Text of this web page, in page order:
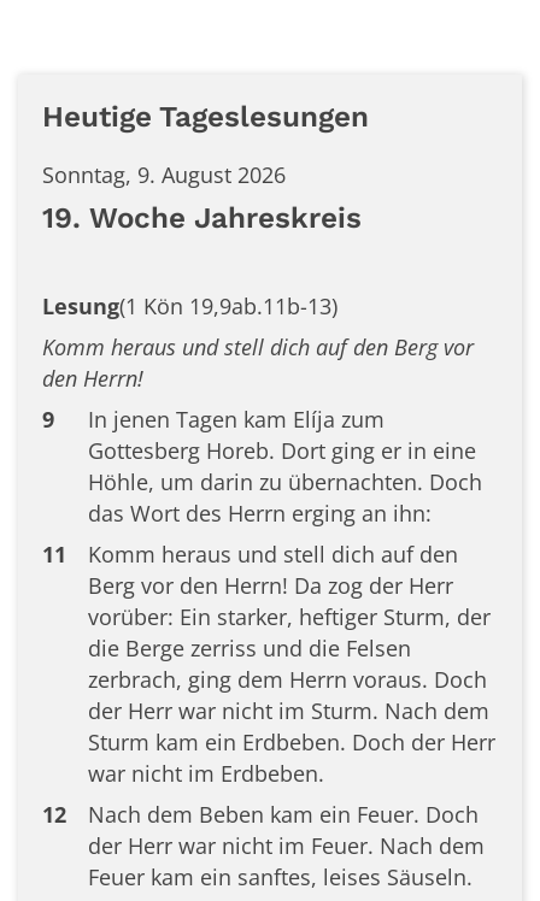
Heutige Tageslesungen
Sonntag, 9. August 2026
19. Woche Jahreskreis
Lesung(1 Kön 19,9ab.11b-13)
Komm heraus und stell dich auf den Berg vor
den Herrn!
9
In jenen Tagen kam Elíja zum
Gottesberg Horeb. Dort ging er in eine
Höhle, um darin zu übernachten. Doch
das Wort des Herrn erging an ihn:
11
Komm heraus und stell dich auf den
Berg vor den Herrn! Da zog der Herr
vorüber: Ein starker, heftiger Sturm, der
die Berge zerriss und die Felsen
zerbrach, ging dem Herrn voraus. Doch
der Herr war nicht im Sturm. Nach dem
Sturm kam ein Erdbeben. Doch der Herr
war nicht im Erdbeben.
12
Nach dem Beben kam ein Feuer. Doch
der Herr war nicht im Feuer. Nach dem
Feuer kam ein sanftes, leises Säuseln.